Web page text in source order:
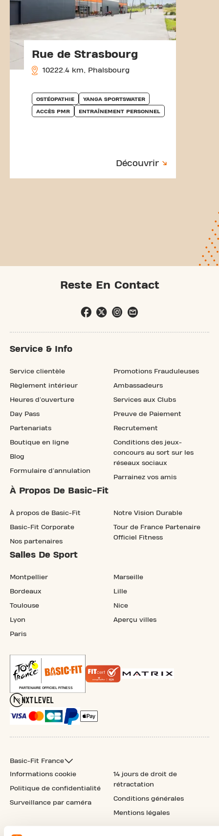
Rue de Strasbourg
10222.4 km, Phalsbourg
OSTÉOPATHIE YANGA SPORTSWATER
ACCÈS PMR ENTRAÎNEMENT PERSONNEL
Découvrir
Reste En Contact
Service & Info
Service clientèle
Règlement intérieur
Heures d'ouverture
Day Pass
Partenariats
Boutique en ligne
Blog
Formulaire d'annulation
Promotions Frauduleuses
Ambassadeurs
Services aux Clubs
Preuve de Paiement
Recrutement
Conditions des jeux-
concours au sort sur les
réseaux sociaux
Parrainez vos amis
À Propos De Basic-Fit
À propos de Basic-Fit
Basic-Fit Corporate
Nos partenaires
Notre Vision Durable
Tour de France Partenaire
Officiel Fitness
Salles De Sport
Montpellier
Bordeaux
Toulouse
Lyon
Paris
Marseille
Lille
Nice
Aperçu villes
Basic-Fit France
Informations cookie
Politique de confidentialité
Surveillance par caméra
14 jours de droit de
rétractation
Conditions générales
Mentions légales